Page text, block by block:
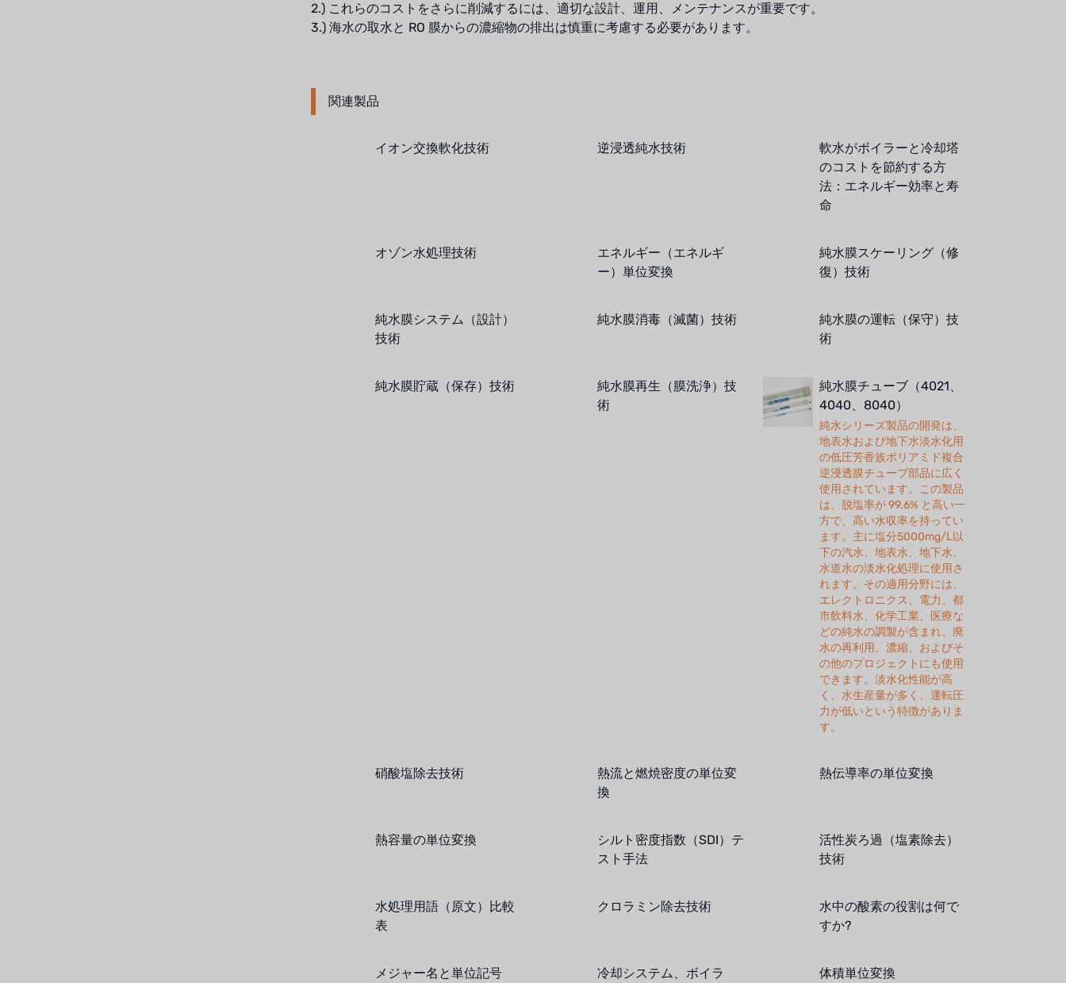
2.) これらのコストをさらに削減するには、適切な設計、運用、メンテナンスが重要です。
3.) 海水の取水と RO 膜からの濃縮物の排出は慎重に考慮する必要があります。
関連製品
イオン交換軟化技術 逆浸透純水技術
軟水がボイラーと冷却塔
のコストを節約する方
法：エネルギー効率と寿
命
オゾン水処理技術
エネルギー（エネルギ
ー）単位変換
純水膜スケーリング（修
復）技術
純水膜システム（設計）
技術
純水膜消毒（滅菌）技術
純水膜の運転（保守）技
術
純水膜貯蔵（保存）技術
純水膜再生（膜洗浄）技
術
純水膜チューブ（4021、
4040、8040）
純水シリーズ製品の開発は、
地表水および地下水淡水化用
の低圧芳香族ポリアミド複合
逆浸透膜チューブ部品に広く
使用されています。この製品
は、脱塩率が 99.6% と高い一
方で、高い水収率を持ってい
ます。主に塩分5000mg/L以
下の汽水、地表水、地下水、
水道水の淡水化処理に使用さ
れます。その適用分野には、
エレクトロニクス、電力、都
市飲料水、化学工業、医療な
どの純水の調製が含まれ、廃
水の再利用、濃縮、およびそ
の他のプロジェクトにも使用
できます。淡水化性能が高
く、水生産量が多く、運転圧
力が低いという特徴がありま
す。
硝酸塩除去技術
熱流と燃焼密度の単位変
換
熱伝導率の単位変換
熱容量の単位変換
シルト密度指数（SDI）テ
スト手法
活性炭ろ過（塩素除去）
技術
水処理用語（原文）比較
表
クロラミン除去技術
水中の酸素の役割は何で
すか?
メジャー名と単位記号 冷却システム、ボイラ 体積単位変換